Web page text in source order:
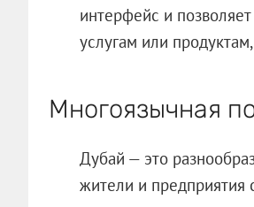
интерфейс и
услугам или
Многоязычная
Дубай — это
жители и предприятия